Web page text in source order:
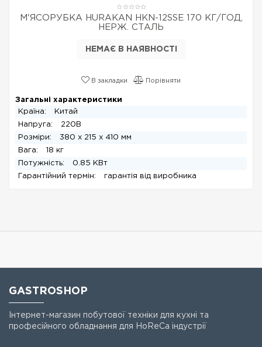
М'ЯСОРУБКА HURAKAN HKN-12SSE 170 КГ/ГОД,
НЕРЖ. СТАЛЬ
НЕМАЄ В НАЯВНОСТІ
В закладки Порівняти
Загальні характеристики
Країна:
Китай
Напруга:
220В
Розміри:
380 x 215 x 410 мм
Вага:
18 кг
Потужність:
0.85 КВт
Гарантійний термін:
гарантія від виробника
GASTROSHOP
Інтернет-магазин побутової техніки для кухні та
професійного обладнання для HoReCa індустрії